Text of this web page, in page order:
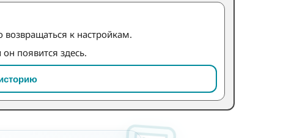
возвращаться к настройкам.
появится здесь.